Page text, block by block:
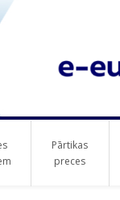
Pārtikas
preces